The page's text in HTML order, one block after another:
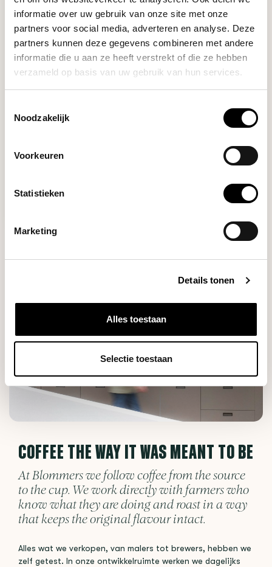
informatie over uw gebruik van onze site met onze
partners voor social media, adverteren en analyse. Deze
partners kunnen deze gegevens combineren met andere
informatie die u aan ze heeft verstrekt of die ze hebben
verzameld op basis van uw gebruik van hun services.
Noodzakelijk
Voorkeuren
Statistieken
Marketing
Details tonen
Alles toestaan
Selectie toestaan
SPARE BRUSHES (3 PACK)
Deliverytime
COFFEE THE WAY IT WAS MEANT TO BE
At Blommers we follow coffee from the source
to the cup. We work directly with farmers who
know what they are doing and roast in a way
that keeps the original flavour intact.
Alles wat we verkopen, van malers tot brewers, hebben we
zelf getest. In onze ontwikkelruimte werken we dagelijks